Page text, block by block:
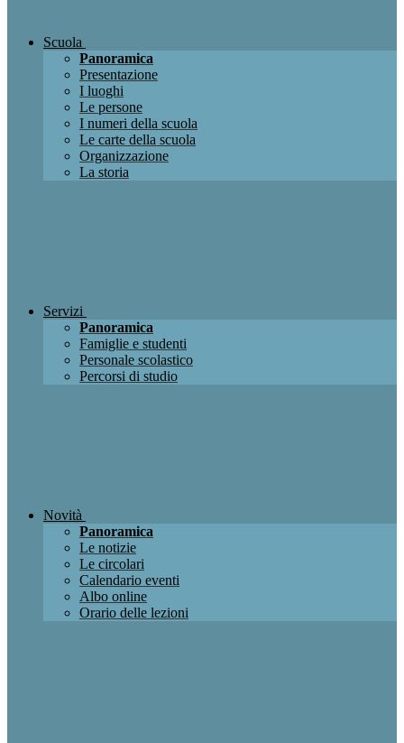
Scuola
Panoramica
Presentazione
I luoghi
Le persone
I numeri della scuola
Le carte della scuola
Organizzazione
La storia
Servizi
Panoramica
Famiglie e studenti
Personale scolastico
Percorsi di studio
Novità
Panoramica
Le notizie
Le circolari
Calendario eventi
Albo online
Orario delle lezioni